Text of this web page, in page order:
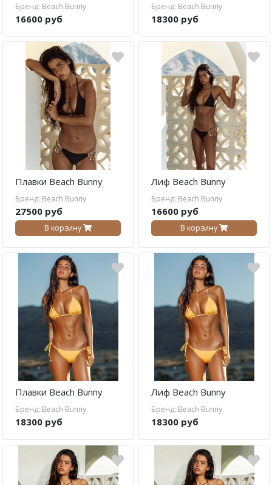
Бренд: Beach Bunny
16600 руб
Бренд: Beach Bunny
18300 руб
Плавки Beach Bunny
Бренд: Beach Bunny
27500 руб
В корзину
Лиф Beach Bunny
Бренд: Beach Bunny
16600 руб
В корзину
Плавки Beach Bunny
Бренд: Beach Bunny
18300 руб
Лиф Beach Bunny
Бренд: Beach Bunny
18300 руб